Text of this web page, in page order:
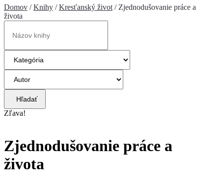
Domov /Knihy /Kresťanský život / Zjednodušovanie práce a
života
Hľadať
Zľava!
Zjednodušovanie práce a
života